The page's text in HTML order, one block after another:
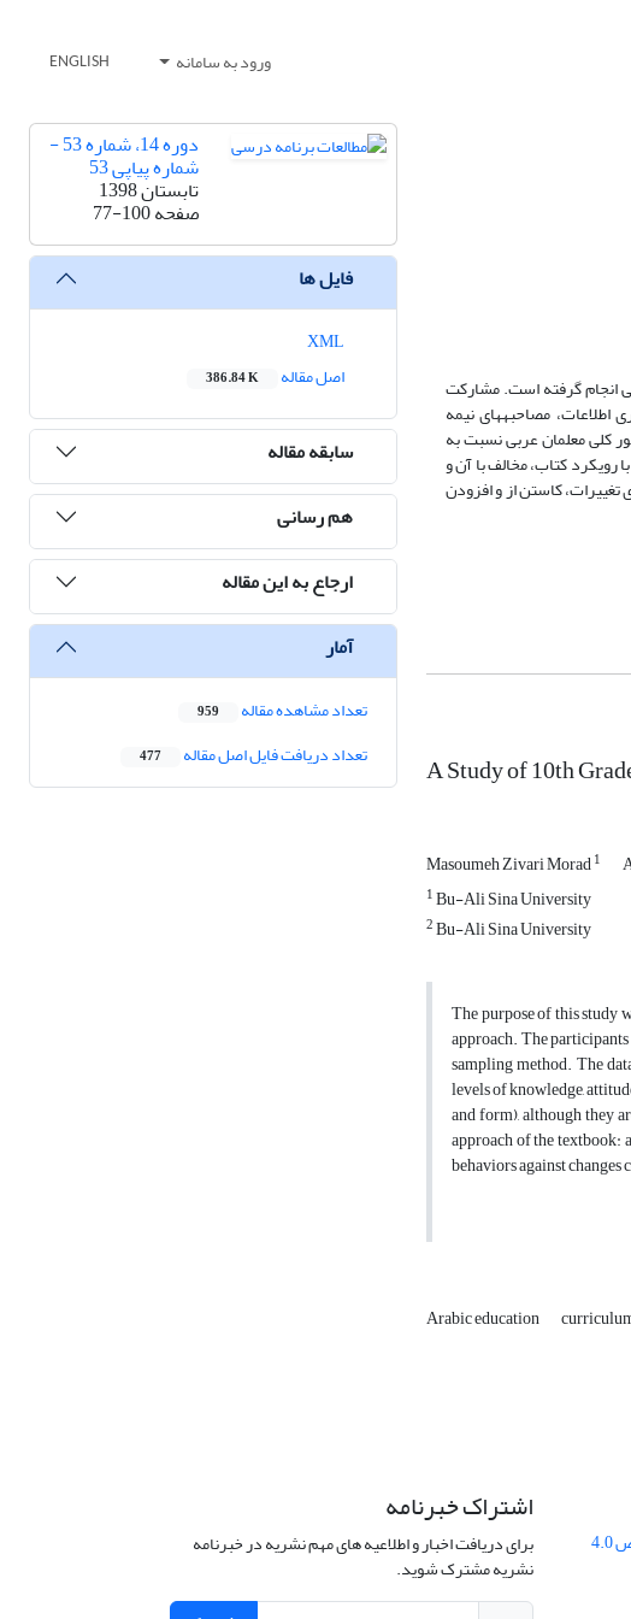
ورود به سامانه ENGLISH
انجام گرفته است. مشارکت
شدند. ابزارجمع­آوری اطلاعات، مصاحبه­های نیمه
کلی معلمان عربی نسبت به
کتاب، مخالف با آن و
کاستن از و افزودن
A Study of 10th
Masoumeh Zivari Morad1
1Bu-Ali Sina University
2Bu-Ali Sina University
The purpose of this study
approach. The
sampling method. The
levels of knowledge,
and form), although they
approach of the textbook:
behaviors against
Arabic education
دوره 14، شماره 53 -
شماره پیاپی 53
تابستان 1398
صفحه77-100
فایل ها
اصل مقاله
386.84 K
سابقه مقاله
هم رسانی
ارجاع به این مقاله
آمار
تعداد مشاهده مقاله 959
تعداد دریافت فایل اصل مقاله 477
مجوز کریتیو کامنز تخصیص 4.0
اشتراک خبرنامه
برای دریافت اخبار و اطلاعیه های مهم نشریه در خبرنامه
نشریه مشترک شوید.